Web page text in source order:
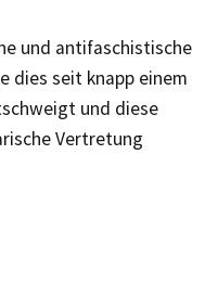
und antifaschistische
dies seit knapp einem
und diese
Vertretung